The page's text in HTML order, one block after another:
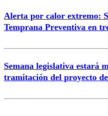
Alerta por calor extremo:
Temprana Preventiva en
Semana legislativa estará
tramitación del proyecto